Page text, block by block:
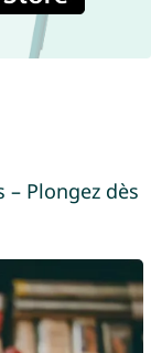
Plongez dès